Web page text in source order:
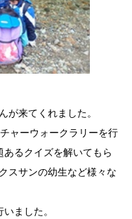
が来てくれました。
ャーウォークラリーを行
るクイズを解いてもら
スサンの幼生など様々な
ました。